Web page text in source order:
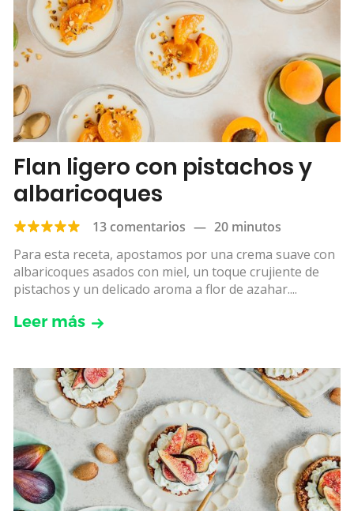
Flan ligero con pistachos y
albaricoques
13 comentarios — 20 minutos
Para esta receta, apostamos por una crema suave con
albaricoques asados con miel, un toque crujiente de
pistachos y un delicado aroma a flor de azahar....
Leer más